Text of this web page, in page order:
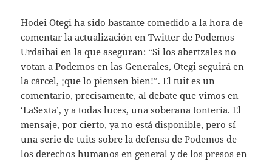
Hodei Otegi ha sido bastante comedido a la hora de
comentar la actualización en Twitter de Podemos
Urdaibai en la que aseguran: “Si los abertzales no
votan a Podemos en las Generales, Otegi seguirá en
la cárcel, ¡que lo piensen bien!”. El tuit es un
comentario, precisamente, al debate que vimos en
‘LaSexta’, y a todas luces, una soberana tontería. El
mensaje, por cierto, ya no está disponible, pero sí
una serie de tuits sobre la defensa de Podemos de
los derechos humanos en general y de los presos en